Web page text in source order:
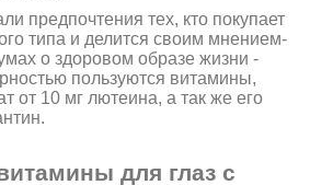
предпочтения тех, кто покупает
типа и делится своим мнением-
о здоровом образе жизни -
пользуются витамины,
от 10 мг лютеина, а так же его
для глаз с